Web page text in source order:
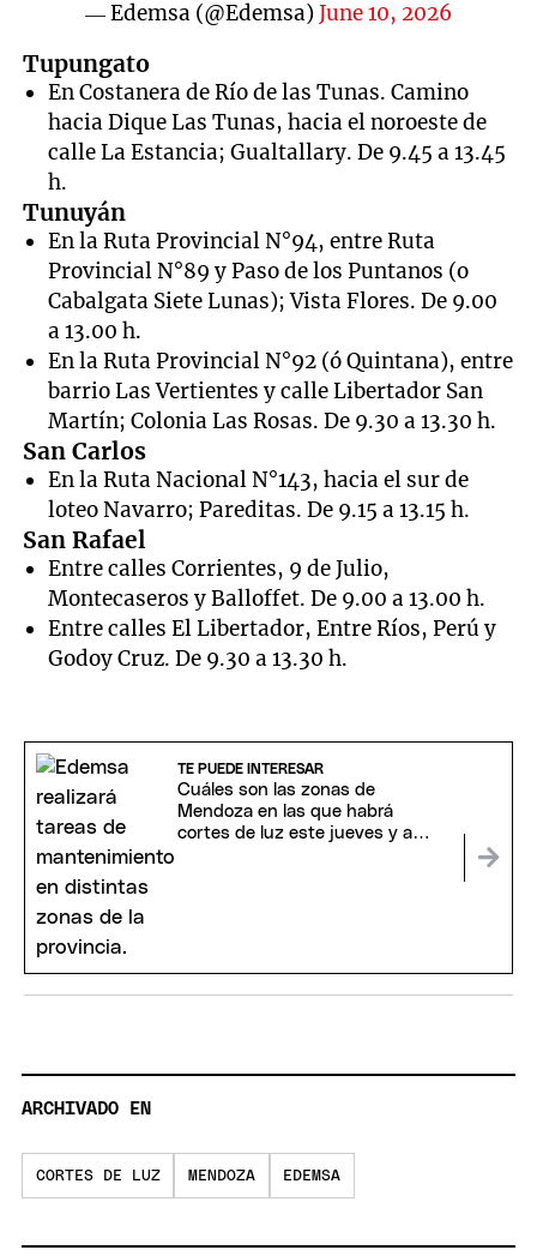
— Edemsa (@Edemsa)June 10, 2026
Tupungato
En Costanera de Río de las Tunas. Camino
hacia Dique Las Tunas, hacia el noroeste de
calle La Estancia; Gualtallary. De 9.45 a 13.45
h.
Tunuyán
En la Ruta Provincial N°94, entre Ruta
Provincial N°89 y Paso de los Puntanos (o
Cabalgata Siete Lunas); Vista Flores. De 9.00
a 13.00 h.
En la Ruta Provincial N°92 (ó Quintana), entre
barrio Las Vertientes y calle Libertador San
Martín; Colonia Las Rosas. De 9.30 a 13.30 h.
San Carlos
En la Ruta Nacional N°143, hacia el sur de
loteo Navarro; Pareditas. De 9.15 a 13.15 h.
San Rafael
Entre calles Corrientes, 9 de Julio,
Montecaseros y Balloffet. De 9.00 a 13.00 h.
Entre calles El Libertador, Entre Ríos, Perú y
Godoy Cruz. De 9.30 a 13.30 h.
TE PUEDE INTERESAR
Cuáles son las zonas de
Mendoza en las que habrá
cortes de luz este jueves y a
ARCHIVADO EN
CORTES DE LUZ MENDOZA EDEMSA